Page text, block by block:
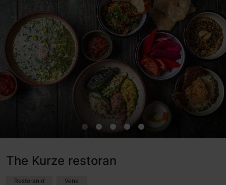
The Kurze restoran
Restoranid Vene